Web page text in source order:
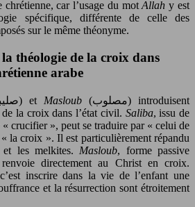
chrétienne, car l’usage du motAllah y est
spécifique, différente de celle des
sur le même théonyme.
théologie de la croix dans
arabe
(صليبا) et Masloub (مصلوب) introduisent
la croix dans l’état civil. Saliba, issu de
crucifier », peut se traduire par « celui de
la croix ». Il est particulièrement répandu
et les melkites. Masloub, forme passive
directement au Christ en croix.
inscrire dans la vie de l’enfant une
et la résurrection sont étroitement